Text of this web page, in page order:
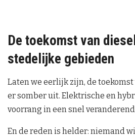
De toekomst van
stedelijke gebieden
Laten we eerlijk zijn, de
er somber uit. Elektrische en
voorrang in een snel
En de reden is helder: niemand